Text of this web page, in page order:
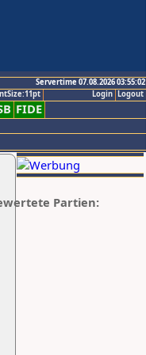
Servertime 07.08.2026 03:55:02
Logout
Login
FIDE
Partien: